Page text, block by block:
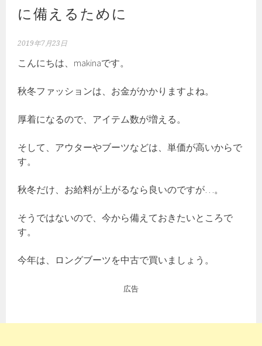
に備えるために
2019年7月23日
こんにちは、makinaです。
秋冬ファッションは、お金がかかりますよね。
厚着になるので、アイテム数が増える。
そして、アウターやブーツなどは、単価が高いからで
す。
秋冬だけ、お給料が上がるなら良いのですが…。
そうではないので、今から備えておきたいところで
す。
今年は、ロングブーツを中古で買いましょう。
広告